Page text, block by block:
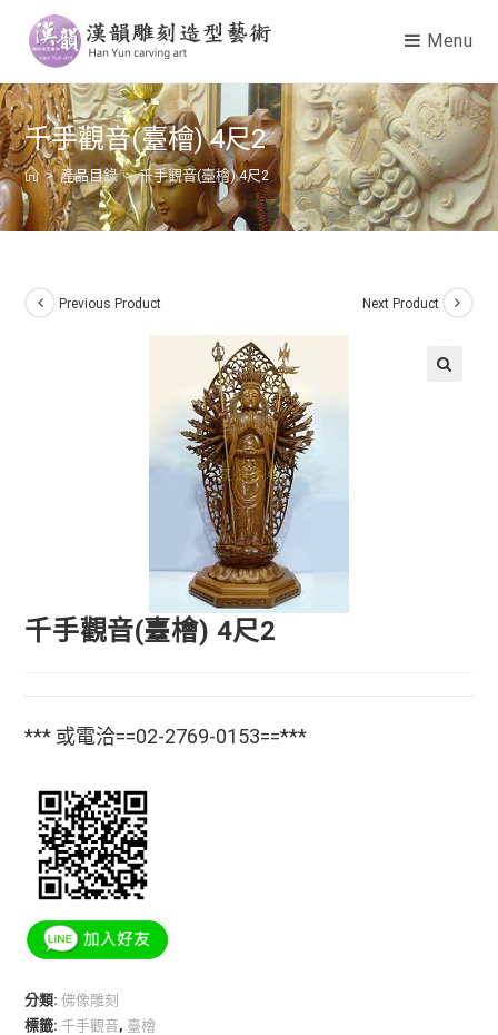
Menu
千手觀音(臺檜) 4尺2
> 產品目錄 > 千手觀音(臺檜) 4尺2
Previous Product Next Product
千手觀音(臺檜) 4尺2
*** 或電洽==02-2769-0153==***
分類:佛像雕刻
標籤:千手觀音, 臺檜